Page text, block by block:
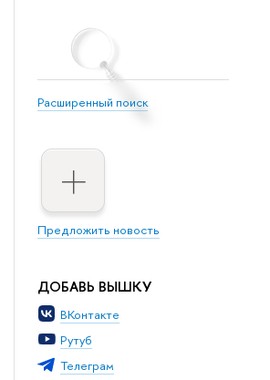
Расширенный поиск
Предложить новость
ДОБАВЬ ВЫШКУ
ВКонтакте
Рутуб
Телеграм